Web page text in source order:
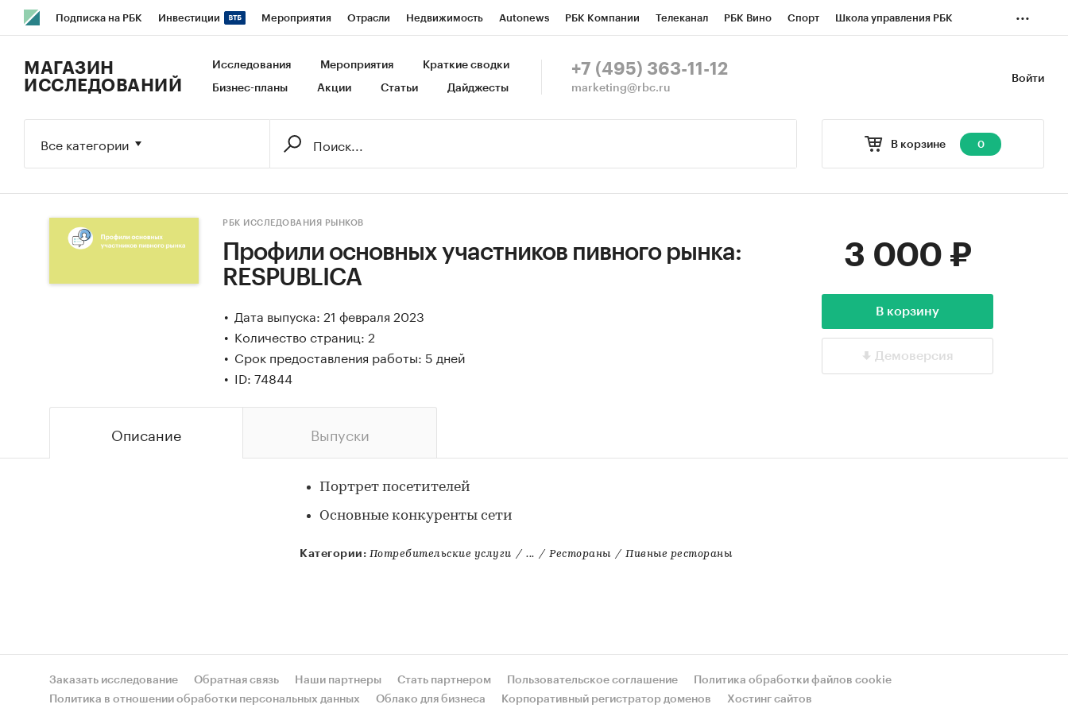
Подписка на РБК Инвестиции Мероприятия Отрасли Недвижимость Autonews РБК Компании Телеканал РБК Вино Спорт Школа управления РБК
Исследования Кредитные рейтинги Франшизы Газета Спецпроекты СПб Конференции СПб Спецпроекты
...
Войти
МАГАЗИН
ИССЛЕДОВАНИЙ
Исследования Мероприятия Краткие сводки
Бизнес-планы Акции Статьи Дайджесты
+7 (495) 363-11-12
marketing@rbc.ru
В корзине 0
Все категории
РБК ИССЛЕДОВАНИЯ РЫНКОВ
Профили основных участников пивного рынка:
RESPUBLICA
Дата выпуска: 21 февраля 2023
Количество страниц: 2
Срок предоставления работы: 5 дней
ID: 74844
3 000 ₽
В корзину
Демоверсия
Описание Выпуски
Портрет посетителей
Основные конкуренты сети
Категории: Потребительские услуги / ... / Рестораны / Пивные рестораны
Заказать исследование Обратная связь Наши партнеры Стать партнером Пользовательское соглашение
Политика обработки файлов cookie
Политика в отношении обработки персональных данных
Облако для бизнеса Корпоративный регистратор доменов Хостинг сайтов